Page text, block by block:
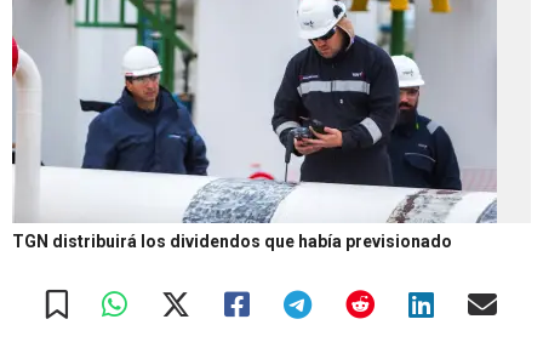
TGN distribuirá los dividendos que había previsionado